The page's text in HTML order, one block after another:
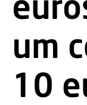
um
10